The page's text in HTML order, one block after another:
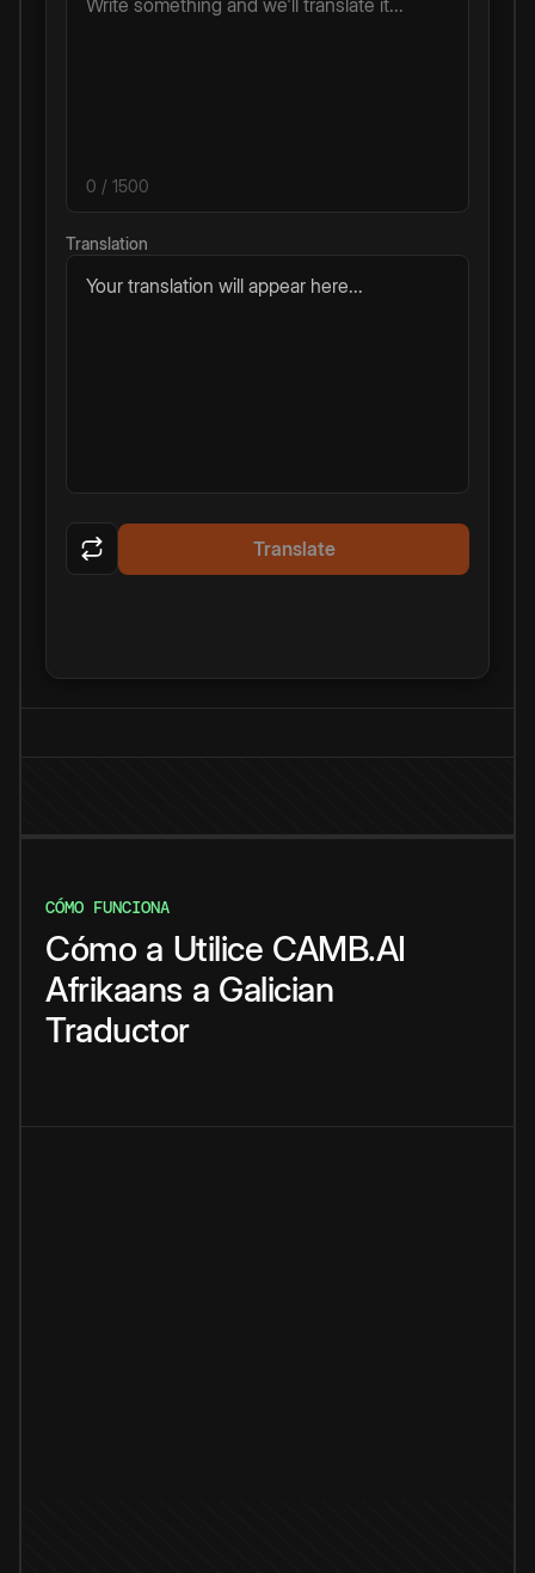
0 / 1500
Translation
Your translation will appear here...
Translate
CÓMO FUNCIONA
Cómo a Utilice CAMB.AI
Afrikaans a Galician
Traductor